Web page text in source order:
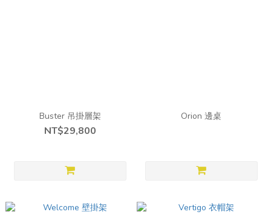
Buster 吊掛層架
NT$29,800
Orion 邊桌